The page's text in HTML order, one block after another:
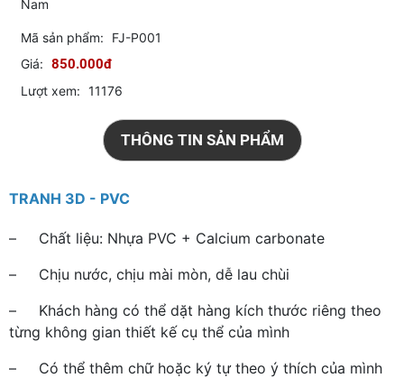
Nam
Mã sản phẩm:
FJ-P001
Giá: 850.000đ
Lượt xem: 11176
THÔNG TIN SẢN PHẨM
TRANH 3D - PVC
– Chất liệu: Nhựa PVC + Calcium carbonate
– Chịu nước, chịu mài mòn, dễ lau chùi
– Khách hàng có thể dặt hàng kích thước riêng theo
từng không gian thiết kế cụ thể của mình
– Có thể thêm chữ hoặc ký tự theo ý thích của mình